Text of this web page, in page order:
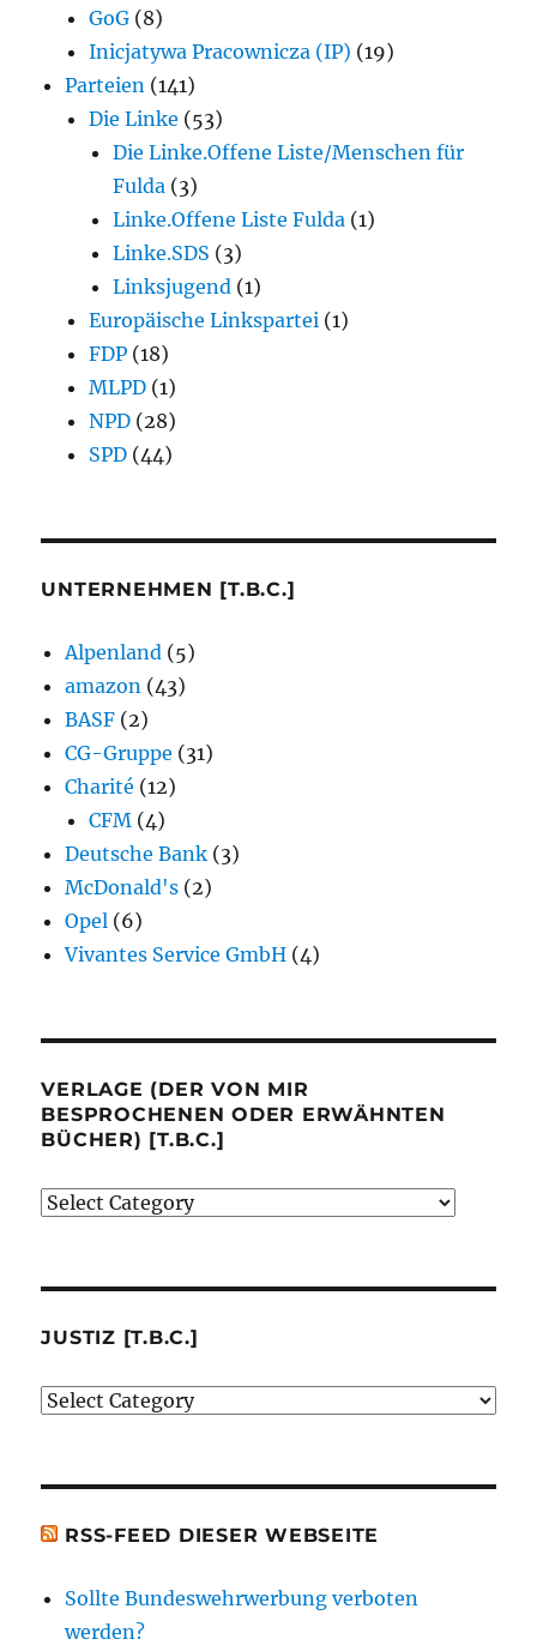
GoG (8)
Inicjatywa Pracownicza (IP) (19)
Parteien (141)
Die Linke (53)
Die Linke.Offene Liste/Menschen für
Fulda (3)
Linke.Offene Liste Fulda (1)
Linke.SDS (3)
Linksjugend (1)
Europäische Linkspartei (1)
FDP (18)
MLPD (1)
NPD (28)
SPD (44)
UNTERNEHMEN [T.B.C.]
Alpenland (5)
amazon (43)
BASF (2)
CG-Gruppe (31)
Charité (12)
CFM (4)
Deutsche Bank (3)
McDonald's (2)
Opel (6)
Vivantes Service GmbH (4)
VERLAGE (DER VON MIR
BESPROCHENEN ODER ERWÄHNTEN
BÜCHER) [T.B.C.]
Verlage
besprochenen
erwähnten
JUSTIZ [T.B.C.]
Justiz
RSS-FEED DIESER WEBSEITE
Sollte Bundeswehrwerbung verboten
werden?